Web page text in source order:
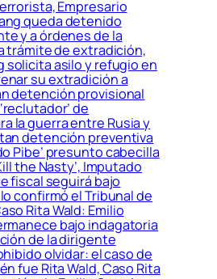
Empresario
queda detenido
y a órdenes de la
trámite de extradición,
solicita asilo y refugio en
su extradición a
detención provisional
de
la guerra entre Rusia y
detención preventiva
Pibe’ presunto cabecilla
the Nasty’, Imputado
fiscal seguirá bajo
confirmó el Tribunal de
Rita Wald: Emilio
bajo indagatoria
de la dirigente
olvidar: el caso de
fue Rita Wald, Caso Rita